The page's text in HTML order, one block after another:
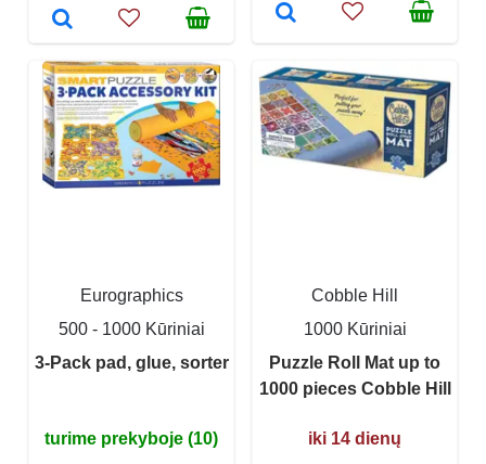
Eurographics
500 - 1000 Kūriniai
3-Pack pad, glue, sorter
turime prekyboje (10)
Cobble Hill
1000 Kūriniai
Puzzle Roll Mat up to
1000 pieces Cobble Hill
iki 14 dienų